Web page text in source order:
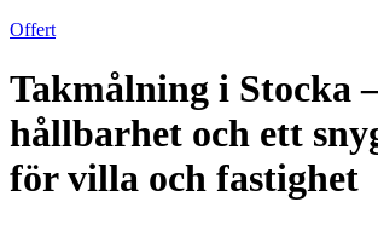
Offert
Takmålning i Stocka
hållbarhet och ett
för villa och fastighet